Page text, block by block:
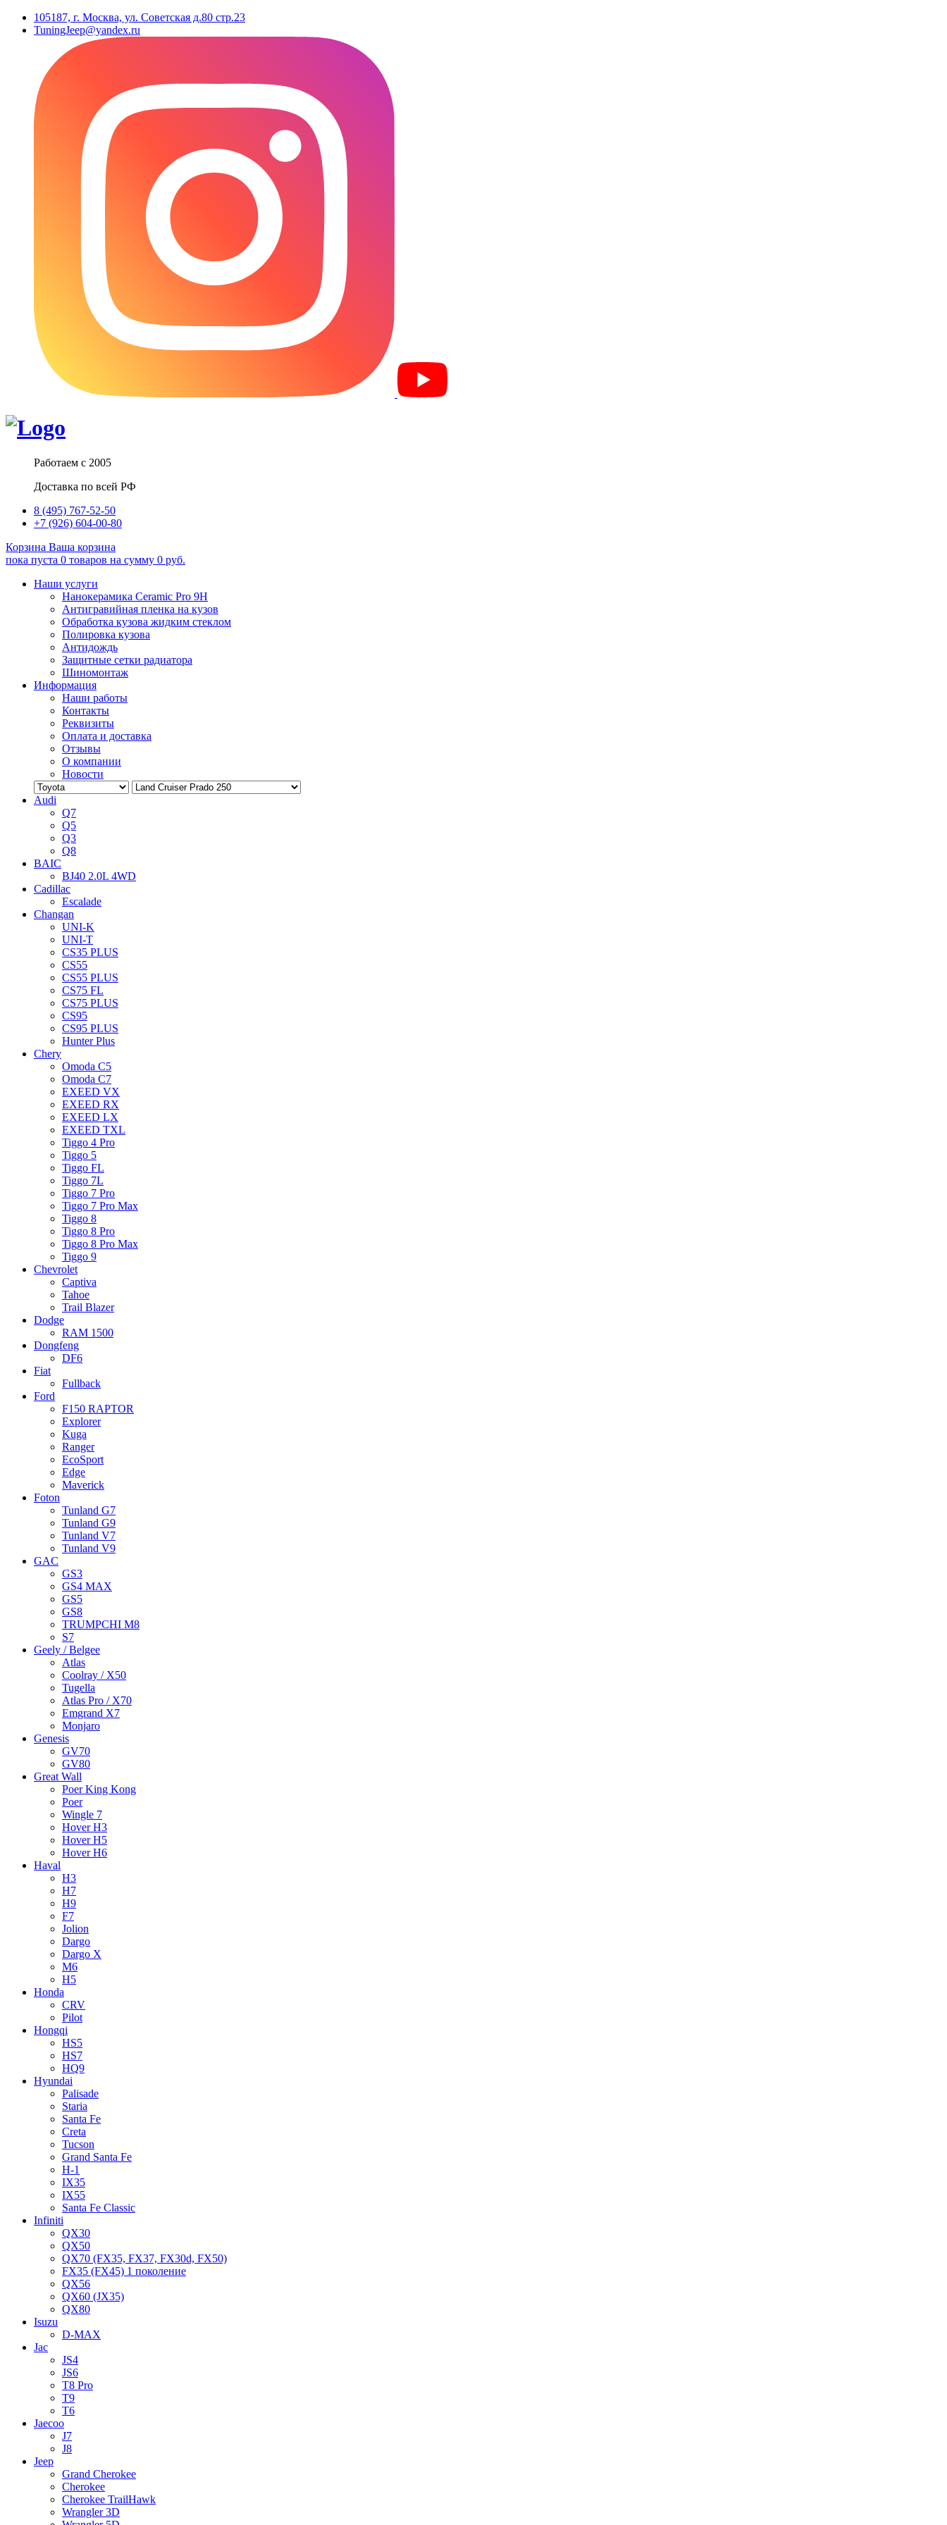
105187, г. Москва, ул. Советская д.80 стр.23
TuningJeep@yandex.ru
Работаем с 2005
Доставка по всей РФ
8 (495) 767-52-50
+7 (926) 604-00-80
Корзина Ваша корзина
пока пуста 0 товаров на сумму 0 руб.
Наши услуги
Нанокерамика Ceramic Pro 9H
Антигравийная пленка на кузов
Обработка кузова жидким стеклом
Полировка кузова
Антидождь
Защитные сетки радиатора
Шиномонтаж
Информация
Наши работы
Контакты
Реквизиты
Оплата и доставка
Отзывы
О компании
Новости
Audi
Q7
Q5
Q3
Q8
BAIC
BJ40 2.0L 4WD
Cadillac
Escalade
Changan
UNI-K
UNI-T
CS35 PLUS
CS55
CS55 PLUS
CS75 FL
CS75 PLUS
CS95
CS95 PLUS
Hunter Plus
Chery
Omoda C5
Omoda C7
EXEED VX
EXEED RX
EXEED LX
EXEED TXL
Tiggo 4 Pro
Tiggo 5
Tiggo FL
Tiggo 7L
Tiggo 7 Pro
Tiggo 7 Pro Max
Tiggo 8
Tiggo 8 Pro
Tiggo 8 Pro Max
Tiggo 9
Chevrolet
Captiva
Tahoe
Trail Blazer
Dodge
RAM 1500
Dongfeng
DF6
Fiat
Fullback
Ford
F150 RAPTOR
Explorer
Kuga
Ranger
EcoSport
Edge
Maverick
Foton
Tunland G7
Tunland G9
Tunland V7
Tunland V9
GAC
GS3
GS4 MAX
GS5
GS8
TRUMPCHI M8
S7
Geely / Belgee
Atlas
Coolray / X50
Tugella
Atlas Pro / X70
Emgrand X7
Monjaro
Genesis
GV70
GV80
Great Wall
Poer King Kong
Poer
Wingle 7
Hover H3
Hover H5
Hover H6
Haval
H3
H7
H9
F7
Jolion
Dargo
Dargo X
M6
H5
Honda
CRV
Pilot
Hongqi
HS5
HS7
HQ9
Hyundai
Palisade
Staria
Santa Fe
Creta
Tucson
Grand Santa Fe
H-1
IX35
IX55
Santa Fe Classic
Infiniti
QX30
QX50
QX70 (FX35, FX37, FX30d, FX50)
FX35 (FX45) 1 поколение
QX56
QX60 (JX35)
QX80
Isuzu
D-MAX
Jac
JS4
JS6
T8 Pro
T9
T6
Jaecoo
J7
J8
Jeep
Grand Cherokee
Cherokee
Cherokee TrailHawk
Wrangler 3D